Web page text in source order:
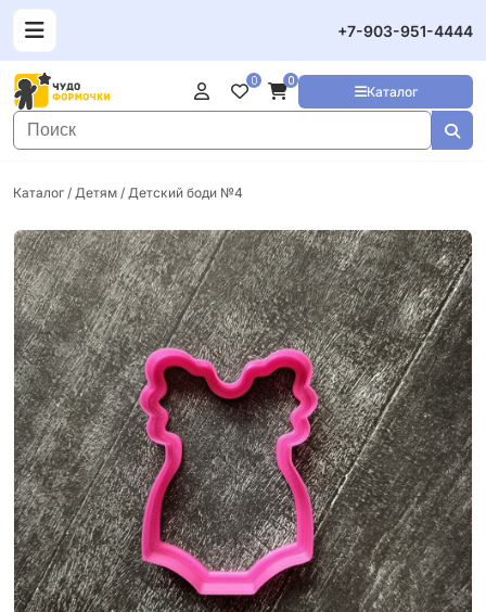
+7-903-951-4444
Каталог
0 0
Каталог / Детям / Детский боди №4